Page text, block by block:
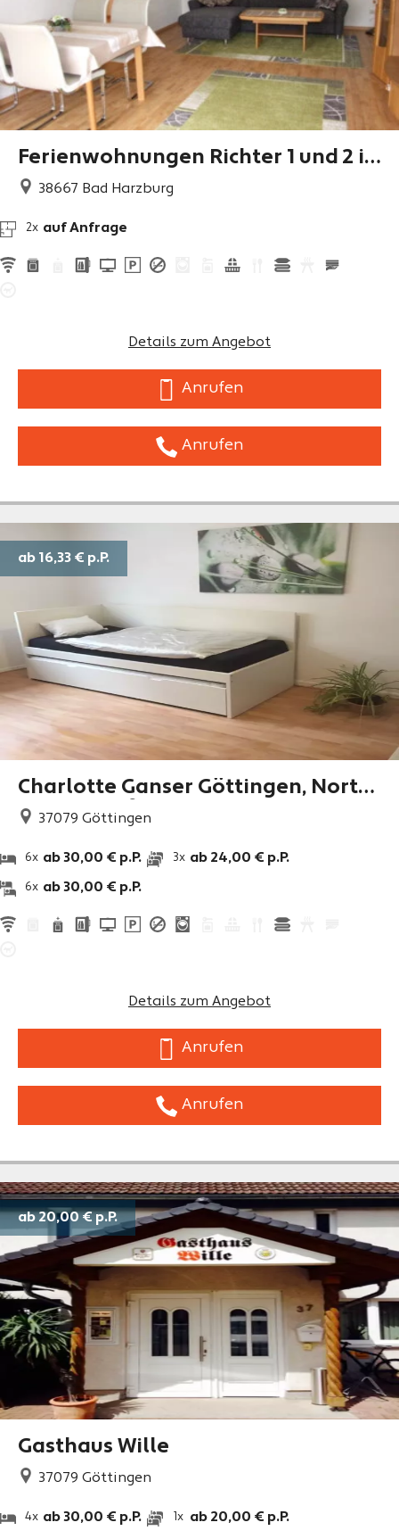
Ferienwohnungen Richter 1 und 2 i
m Zentrum
38667 Bad Harzburg
2x auf Anfrage
Details zum Angebot
Anrufen
Anrufen
Charlotte Ganser Göttingen, North
eim, Dransfeld
37079 Göttingen
6x ab 30,00 € p.P.
6x ab 30,00 € p.P.
3x ab 24,00 € p.P.
Details zum Angebot
Anrufen
Anrufen
ab 16,33 € p.P.
Gasthaus Wille
37079 Göttingen
4x ab 30,00 € p.P. 1x ab 20,00 € p.P.
ab 20,00 € p.P.